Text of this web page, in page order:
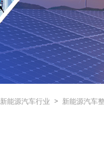
新能源汽车行业 > 新能源汽车